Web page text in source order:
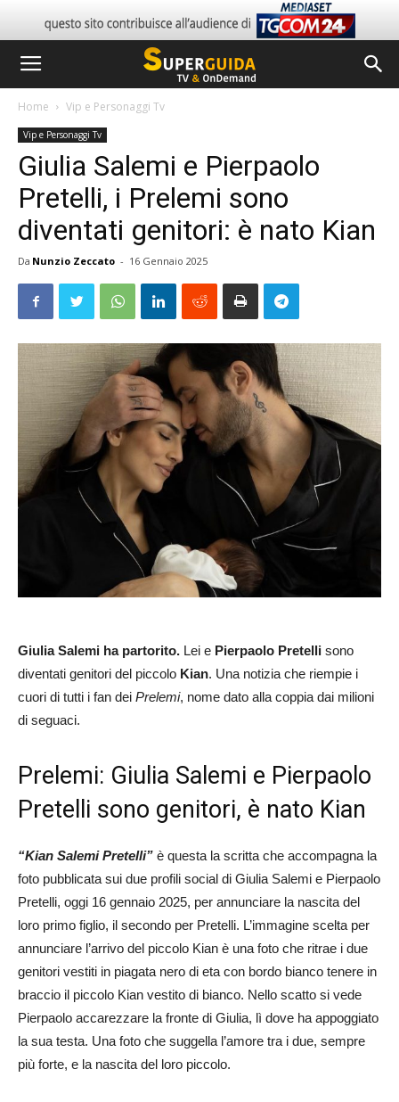
Home Vip e Personaggi Tv
Vip e Personaggi Tv
Giulia Salemi e Pierpaolo
Pretelli, i Prelemi sono
diventati genitori: è nato Kian
Da Nunzio Zeccato - 16 Gennaio 2025
Giulia Salemi ha partorito. Lei e Pierpaolo Pretelli sono
diventati genitori del piccolo Kian. Una notizia che riempie i
cuori di tutti i fan dei Prelemi, nome dato alla coppia dai milioni
di seguaci.
Prelemi: Giulia Salemi e Pierpaolo
Pretelli sono genitori, è nato Kian
“Kian Salemi Pretelli” è questa la scritta che accompagna la
foto pubblicata sui due profili social di Giulia Salemi e Pierpaolo
Pretelli, oggi 16 gennaio 2025, per annunciare la nascita del
loro primo figlio, il secondo per Pretelli. L’immagine scelta per
annunciare l’arrivo del piccolo Kian è una foto che ritrae i due
genitori vestiti in piagata nero di eta con bordo bianco tenere in
braccio il piccolo Kian vestito di bianco. Nello scatto si vede
Pierpaolo accarezzare la fronte di Giulia, lì dove ha appoggiato
la sua testa. Una foto che suggella l’amore tra i due, sempre
più forte, e la nascita del loro piccolo.